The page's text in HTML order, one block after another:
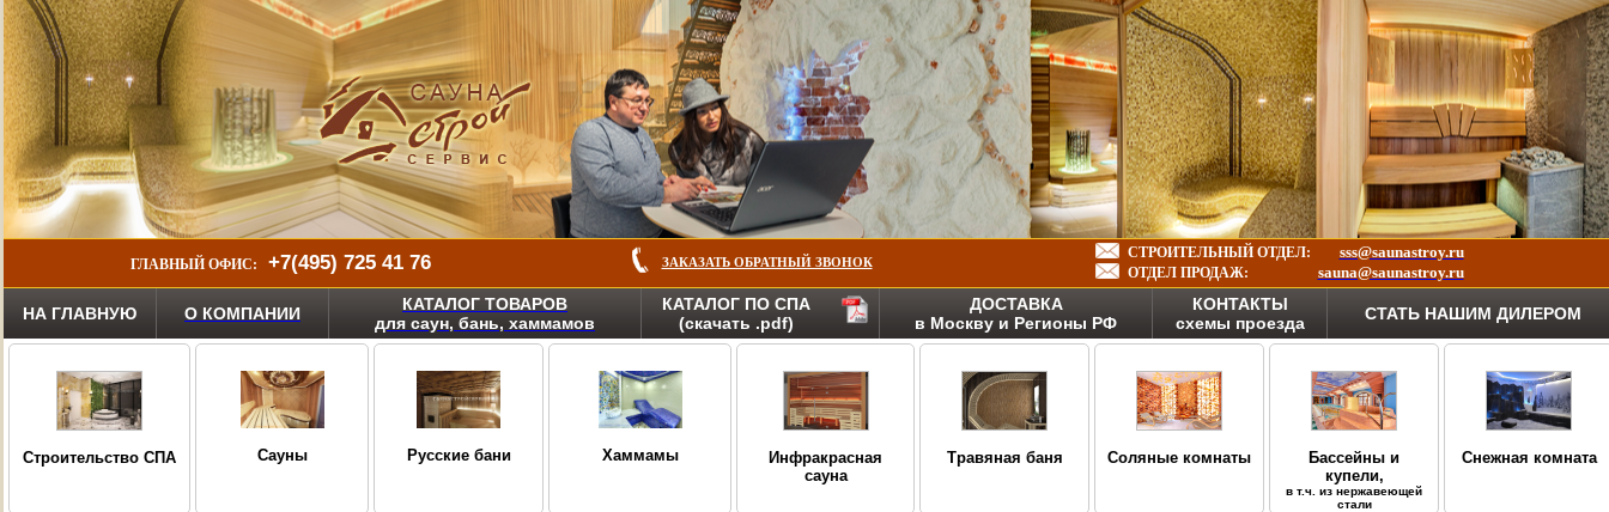
ГЛАВНЫЙ ОФИС: +7(495) 725 41 76 ЗАКАЗАТЬ ОБРАТНЫЙ ЗВОНОК
СТРОИТЕЛЬНЫЙ ОТДЕЛ: sss@saunastroy.ru
ОТДЕЛ ПРОДАЖ: sauna@saunastroy.ru
НА ГЛАВНУЮ О КОМПАНИИ
КАТАЛОГ ТОВАРОВ
для саун, бань, хаммамов
КАТАЛОГ ПО СПА
(скачать .pdf)
ДОСТАВКА
в Москву и Регионы РФ
КОНТАКТЫ
схемы проезда
СТАТЬ НАШИМ ДИЛЕРОМ
Строительство СПА Сауны Русские бани Хаммамы
Инфракрасная
сауна
Травяная баня Соляные комнаты
Бассейны и
купели,
в т.ч. из нержавеющей
стали
Снежная комната